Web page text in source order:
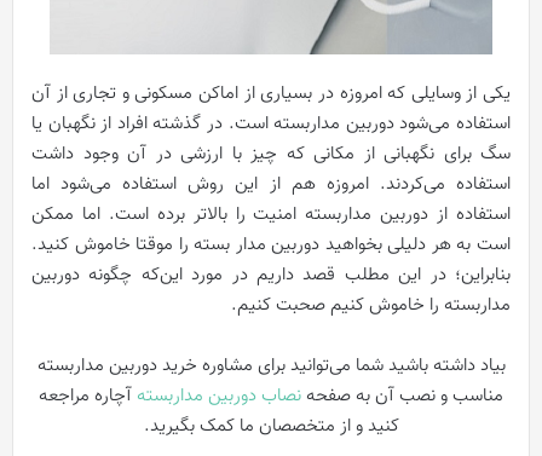
یکی از وسایلی که امروزه در بسیاری از اماکن مسکونی و تجاری از آن
استفاده می‌شود دوربین مداربسته است. در گذشته افراد از نگهبان یا
سگ برای نگهبانی از مکانی که چیز با ارزشی در آن وجود داشت
استفاده می‌کردند. امروزه هم از این روش استفاده می‌شود اما
استفاده از دوربین مداربسته امنیت را بالاتر برده است. اما ممکن
است به هر دلیلی بخواهید دوربین مدار بسته را موقتا خاموش کنید.
بنابراین؛ در این مطلب قصد داریم در مورد این‌که چگونه دوربین
مداربسته را خاموش کنیم صحبت کنیم.
بیاد داشته باشید شما می‌توانید برای مشاوره خرید دوربین مداربسته
مناسب و نصب آن به صفحه نصاب دوربین مداربسته آچاره مراجعه
کنید و از متخصصان ما کمک بگیرید.